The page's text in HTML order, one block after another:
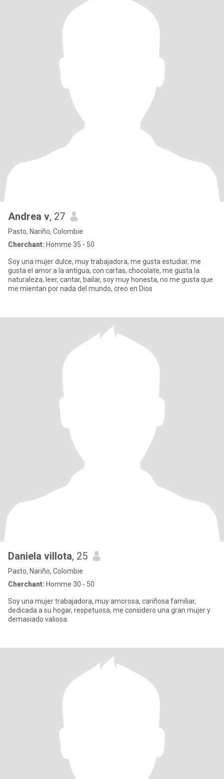
Andrea v, 27
Pasto, Nariño, Colombie
Cherchant: Homme 35 - 50
Soy una mujer dulce, muy trabajadora, me gusta estudiar, me
gusta el amor a la antigua, con cartas, chocolate, me gusta la
naturaleza, leer, cantar, bailar, soy muy honesta, no me gusta que
me mientan por nada del mundo, creo en Dios
Daniela villota, 25
Pasto, Nariño, Colombie
Cherchant: Homme 30 - 50
Soy una mujer trabajadora, muy amorosa, cariñosa familiar,
dedicada a su hogar, respetuosa, me considero una gran mujer y
demasiado valiosa.